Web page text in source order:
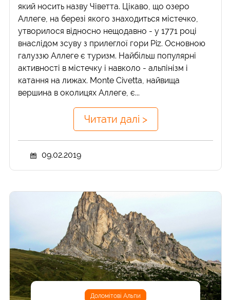
який носить назву Чіветта. Цікаво, що озеро
Аллеге, на березі якого знаходиться містечко,
утворилося відносно нещодавно - у 1771 році
внаслідом зсуву з прилеглої гори Piz. Основною
галуззю Аллеге є туризм. Найбільш популярні
активності в містечку і навколо - альпінізм і
катання на лижах. Monte Civetta, найвища
вершина в околицях Аллеге, є...
Читати далі >
09.02.2019
Доломітові Альпи